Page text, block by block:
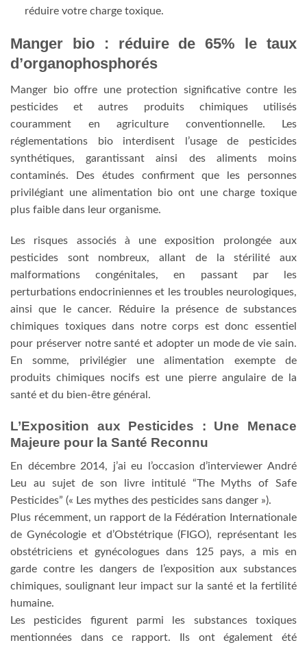
réduire votre charge toxique.
Manger bio : réduire de 65% le taux
d’organophosphorés
Manger bio offre une protection significative contre les
pesticides et autres produits chimiques utilisés
couramment en agriculture conventionnelle. Les
réglementations bio interdisent l’usage de pesticides
synthétiques, garantissant ainsi des aliments moins
contaminés. Des études confirment que les personnes
privilégiant une alimentation bio ont une charge toxique
plus faible dans leur organisme.
Les risques associés à une exposition prolongée aux
pesticides sont nombreux, allant de la stérilité aux
malformations congénitales, en passant par les
perturbations endocriniennes et les troubles neurologiques,
ainsi que le cancer. Réduire la présence de substances
chimiques toxiques dans notre corps est donc essentiel
pour préserver notre santé et adopter un mode de vie sain.
En somme, privilégier une alimentation exempte de
produits chimiques nocifs est une pierre angulaire de la
santé et du bien-être général.
L’Exposition aux Pesticides : Une Menace
Majeure pour la Santé Reconnu
En décembre 2014, j’ai eu l’occasion d’interviewer André
Leu au sujet de son livre intitulé “The Myths of Safe
Pesticides” (« Les mythes des pesticides sans danger »).
Plus récemment, un rapport de la Fédération Internationale
de Gynécologie et d’Obstétrique (FIGO), représentant les
obstétriciens et gynécologues dans 125 pays, a mis en
garde contre les dangers de l’exposition aux substances
chimiques, soulignant leur impact sur la santé et la fertilité
humaine.
Les pesticides figurent parmi les substances toxiques
mentionnées dans ce rapport. Ils ont également été